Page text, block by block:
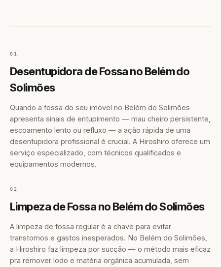
01
Desentupidora de Fossa no Belém do
Solimões
Quando a fossa do seu imóvel no Belém do Solimões
apresenta sinais de entupimento — mau cheiro persistente,
escoamento lento ou refluxo — a ação rápida de uma
desentupidora profissional é crucial. A Hiroshiro oferece um
serviço especializado, com técnicos qualificados e
equipamentos modernos.
02
Limpeza de Fossa no Belém do Solimões
A limpeza de fossa regular é a chave para evitar
transtornos e gastos inesperados. No Belém do Solimões,
a Hiroshiro faz limpeza por sucção — o método mais eficaz
pra remover lodo e matéria orgânica acumulada, sem